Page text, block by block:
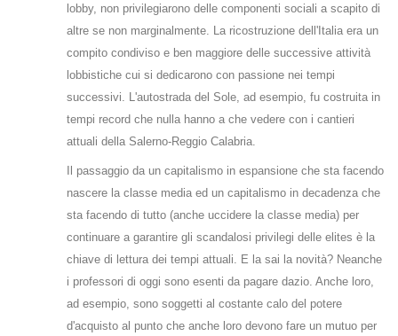
lobby, non privilegiarono delle componenti sociali a scapito di
altre se non marginalmente. La ricostruzione dell'Italia era un
compito condiviso e ben maggiore delle successive attività
lobbistiche cui si dedicarono con passione nei tempi
successivi. L'autostrada del Sole, ad esempio, fu costruita in
tempi record che nulla hanno a che vedere con i cantieri
attuali della Salerno-Reggio Calabria.
Il passaggio da un capitalismo in espansione che sta facendo
nascere la classe media ed un capitalismo in decadenza che
sta facendo di tutto (anche uccidere la classe media) per
continuare a garantire gli scandalosi privilegi delle elites è la
chiave di lettura dei tempi attuali. E la sai la novità? Neanche
i professori di oggi sono esenti da pagare dazio. Anche loro,
ad esempio, sono soggetti al costante calo del potere
d'acquisto al punto che anche loro devono fare un mutuo per